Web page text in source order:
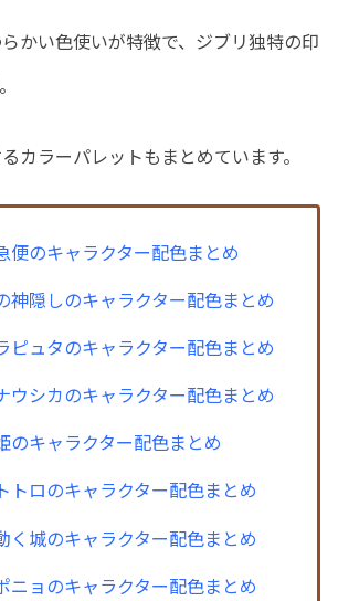
かい色使いが特徴で、ジブリ独特の印
カラーパレットもまとめています。
便のキャラクター配色まとめ
神隠しのキャラクター配色まとめ
ピュタのキャラクター配色まとめ
ウシカのキャラクター配色まとめ
のキャラクター配色まとめ
トロのキャラクター配色まとめ
く城のキャラクター配色まとめ
ニョのキャラクター配色まとめ